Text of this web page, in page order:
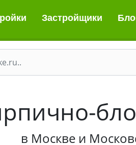
Застройщики
в Москве и